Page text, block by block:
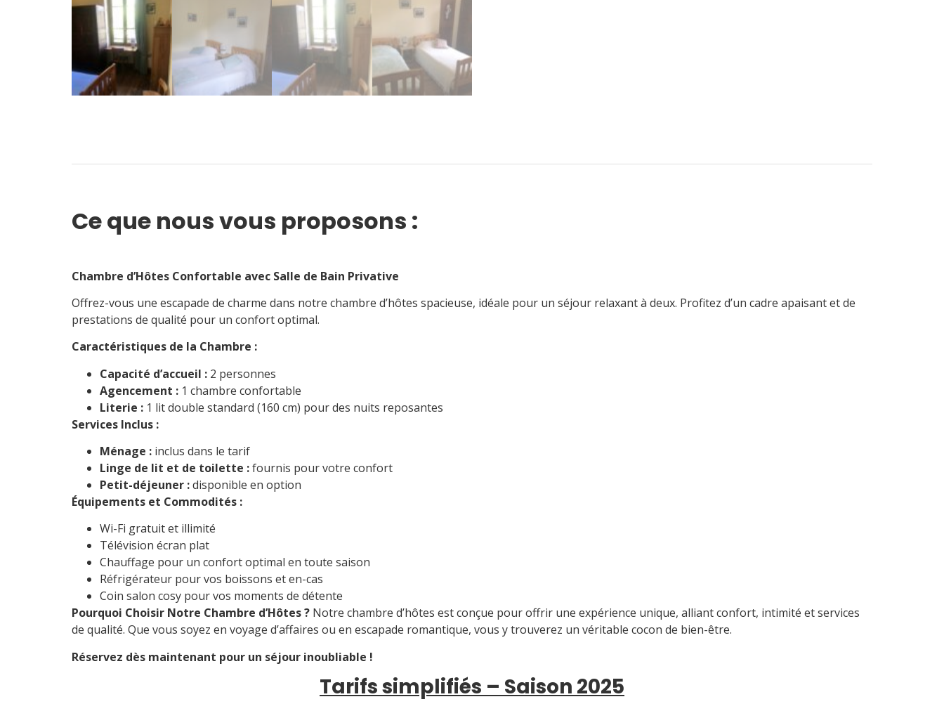
Ce que nous vous proposons :
Chambre d’Hôtes Confortable avec Salle de Bain Privative
Offrez-vous une escapade de charme dans notre chambre d’hôtes spacieuse, idéale pour un séjour relaxant à deux. Profitez d’un cadre apaisant et de
prestations de qualité pour un confort optimal.
Caractéristiques de la Chambre :
Capacité d’accueil : 2 personnes
Agencement : 1 chambre confortable
Literie : 1 lit double standard (160 cm) pour des nuits reposantes
Services Inclus :
Ménage : inclus dans le tarif
Linge de lit et de toilette :fournis pour votre confort
Petit-déjeuner :disponible en option
Équipements et Commodités :
Wi-Fi gratuit et illimité
Télévision écran plat
Chauffage pour un confort optimal en toute saison
Réfrigérateur pour vos boissons et en-cas
Coin salon cosy pour vos moments de détente
Pourquoi Choisir Notre Chambre d’Hôtes ? Notre chambre d’hôtes est conçue pour offrir une expérience unique, alliant confort, intimité et services
de qualité. Que vous soyez en voyage d’affaires ou en escapade romantique, vous y trouverez un véritable cocon de bien-être.
Réservez dès maintenant pour un séjour inoubliable !
Tarifs simplifiés – Saison 2025